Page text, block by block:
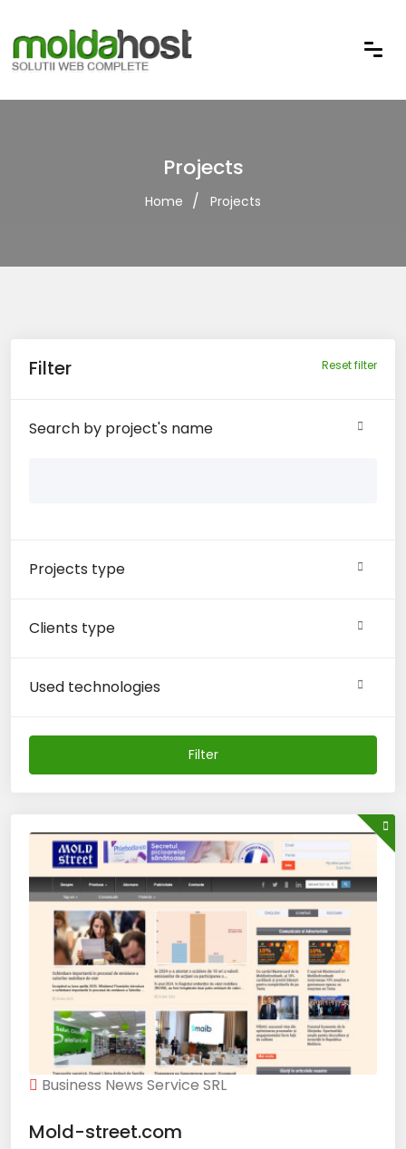
Projects
Home Projects
Filter Reset filter
Search by project's name
Projects type
Clients type
Used technologies
Filter
Business News Service SRL
Mold-street.com